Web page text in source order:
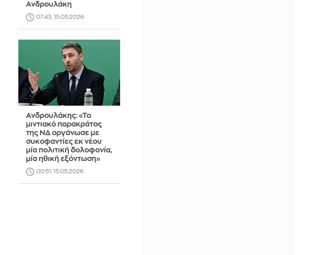
Ανδρουλάκη
07:43, 15.05.2026
Ανδρουλάκης: «Το
μιντιακό παρακράτος
της ΝΔ οργάνωσε με
συκοφαντίες εκ νέου
μία πολιτική δολοφονία,
μία ηθική εξόντωση»
00:51, 15.05.2026